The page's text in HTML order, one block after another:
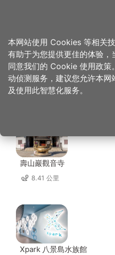
首页 > 想去的地方 > 美食、购物 >
侏罗纪博物
壽山巖觀音寺
8.41 公里
Xpark 八景島水族館
本网站使用 Cookies 等相关
有助于为您提供更佳的体验
同意我们的 Cookie 使用政策
动侦测服务，建议您允许本
及使用此智慧化服务。